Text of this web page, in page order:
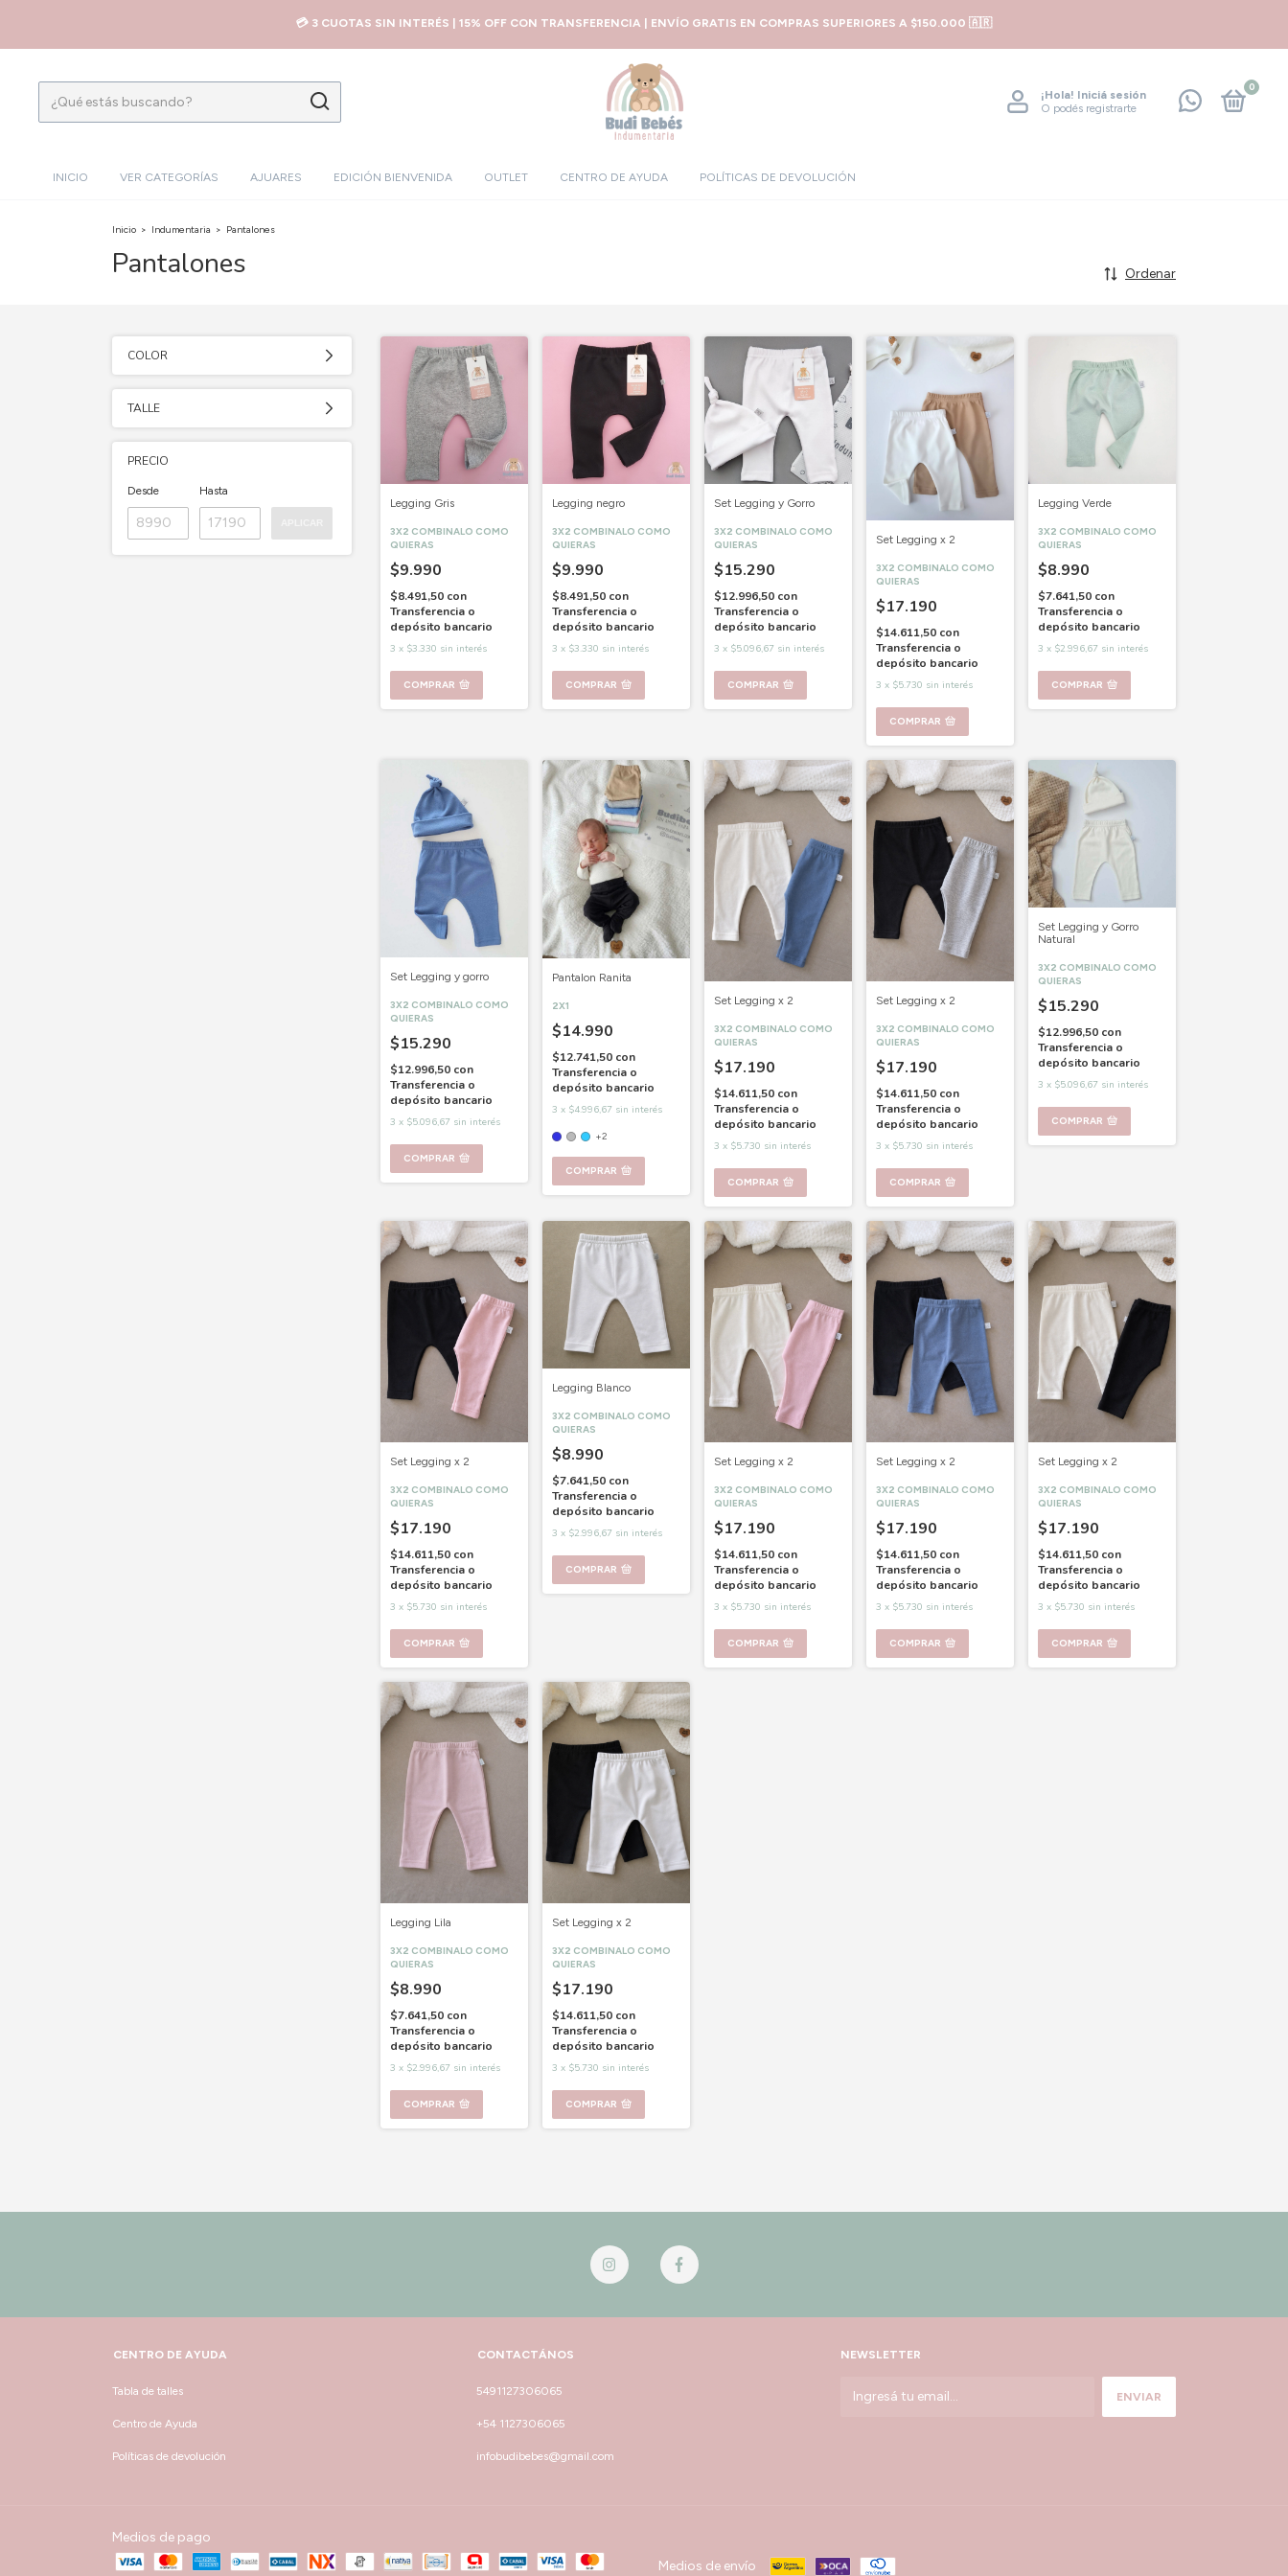
💳 3 CUOTAS SIN INTERÉS | 15% OFF CON TRANSFERENCIA | ENVÍO GRATIS EN COMPRAS SUPERIORES A $150.000 🇦🇷
¡Hola! Iniciá sesión
O podés registrarte
0
INICIO VER CATEGORÍAS AJUARES EDICIÓN BIENVENIDA OUTLET CENTRO DE AYUDA POLÍTICAS DE DEVOLUCIÓN
Inicio > Indumentaria > Pantalones
Pantalones Ordenar
COLOR
TALLE
PRECIO
Desde Hasta
Legging Gris
3X2 COMBINALO COMO
QUIERAS
$9.990
$8.491,50 con
Transferencia o
depósito bancario
3 x $3.330 sin interés
COMPRAR
Legging negro
3X2 COMBINALO COMO
QUIERAS
$9.990
$8.491,50 con
Transferencia o
depósito bancario
3 x $3.330 sin interés
COMPRAR
Set Legging y Gorro
3X2 COMBINALO COMO
QUIERAS
$15.290
$12.996,50 con
Transferencia o
depósito bancario
3 x $5.096,67 sin interés
COMPRAR
Set Legging x 2
3X2 COMBINALO COMO
QUIERAS
$17.190
$14.611,50 con
Transferencia o
depósito bancario
3 x $5.730 sin interés
COMPRAR
Legging Verde
3X2 COMBINALO COMO
QUIERAS
$8.990
$7.641,50 con
Transferencia o
depósito bancario
3 x $2.996,67 sin interés
COMPRAR
Set Legging y gorro
3X2 COMBINALO COMO
QUIERAS
$15.290
$12.996,50 con
Transferencia o
depósito bancario
3 x $5.096,67 sin interés
COMPRAR
Pantalon Ranita
2X1
$14.990
$12.741,50 con
Transferencia o
depósito bancario
3 x $4.996,67 sin interés
+2
COMPRAR
Set Legging x 2
3X2 COMBINALO COMO
QUIERAS
$17.190
$14.611,50 con
Transferencia o
depósito bancario
3 x $5.730 sin interés
COMPRAR
Set Legging x 2
3X2 COMBINALO COMO
QUIERAS
$17.190
$14.611,50 con
Transferencia o
depósito bancario
3 x $5.730 sin interés
COMPRAR
Set Legging y Gorro
Natural
3X2 COMBINALO COMO
QUIERAS
$15.290
$12.996,50 con
Transferencia o
depósito bancario
3 x $5.096,67 sin interés
COMPRAR
Set Legging x 2
3X2 COMBINALO COMO
QUIERAS
$17.190
$14.611,50 con
Transferencia o
depósito bancario
3 x $5.730 sin interés
COMPRAR
Legging Blanco
3X2 COMBINALO COMO
QUIERAS
$8.990
$7.641,50 con
Transferencia o
depósito bancario
3 x $2.996,67 sin interés
COMPRAR
Set Legging x 2
3X2 COMBINALO COMO
QUIERAS
$17.190
$14.611,50 con
Transferencia o
depósito bancario
3 x $5.730 sin interés
COMPRAR
Set Legging x 2
3X2 COMBINALO COMO
QUIERAS
$17.190
$14.611,50 con
Transferencia o
depósito bancario
3 x $5.730 sin interés
COMPRAR
Set Legging x 2
3X2 COMBINALO COMO
QUIERAS
$17.190
$14.611,50 con
Transferencia o
depósito bancario
3 x $5.730 sin interés
COMPRAR
Legging Lila
3X2 COMBINALO COMO
QUIERAS
$8.990
$7.641,50 con
Transferencia o
depósito bancario
3 x $2.996,67 sin interés
COMPRAR
Set Legging x 2
3X2 COMBINALO COMO
QUIERAS
$17.190
$14.611,50 con
Transferencia o
depósito bancario
3 x $5.730 sin interés
COMPRAR
CENTRO DE AYUDA
Tabla de talles
Centro de Ayuda
Políticas de devolución
CONTACTÁNOS
5491127306065
+54 1127306065
infobudibebes@gmail.com
NEWSLETTER
Medios de pago
Medios de envío